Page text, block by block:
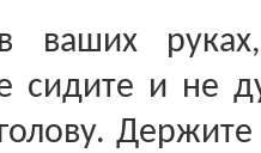
ваших
сидите и не